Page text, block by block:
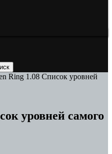
Ring 1.08 Список уровней
уровней самого